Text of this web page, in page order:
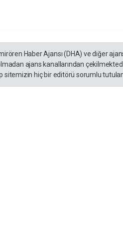
Haber Ajansı (DHA) ve diğer
ajans kanallarından
hiç bir editörü sorumlu